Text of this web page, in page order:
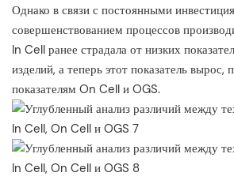
Однако в связи с постоянными
совершенствованием процессов
In Cell ранее страдала от низких
изделий, а теперь этот показатель вырос,
показателям On Cell и OGS.